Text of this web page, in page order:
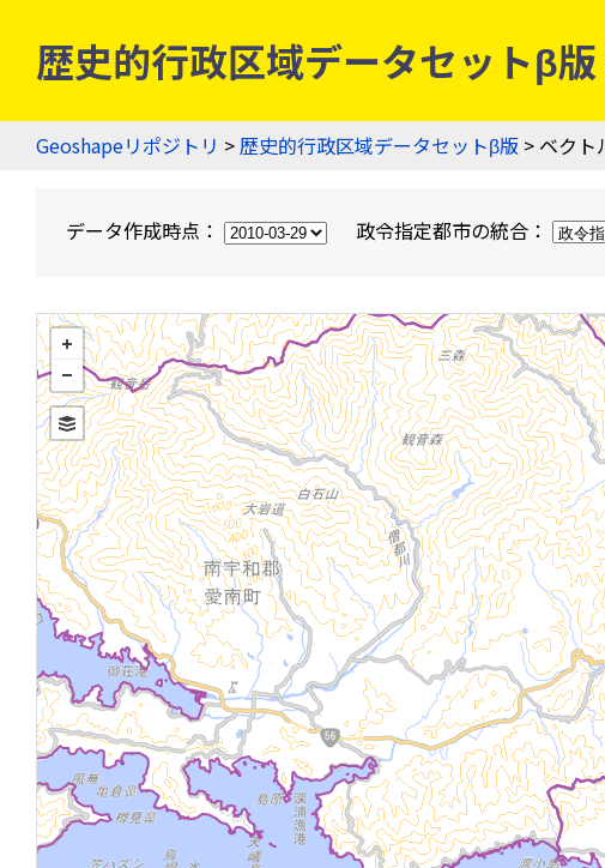
歴史的行政区域データセットβ
Geoshapeリポジトリ >歴史的行政区域データセットβ版 > ベクト
データ作成時点： 政令指定都市の統合：